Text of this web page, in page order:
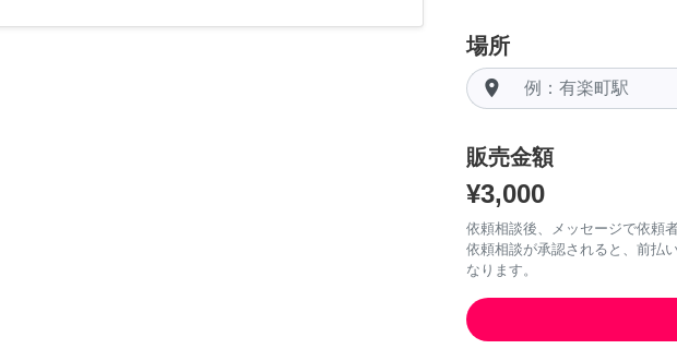
場所
room
販売金額
¥3,000
依頼相談後、メッセージで依頼
依頼相談が承認されると、前払
なります。